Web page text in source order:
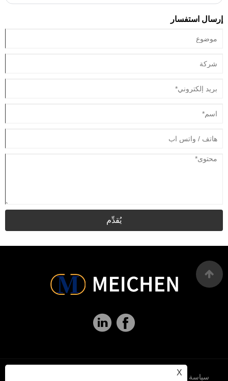
إرسال استفسار
يُقدِّم
X سياسة